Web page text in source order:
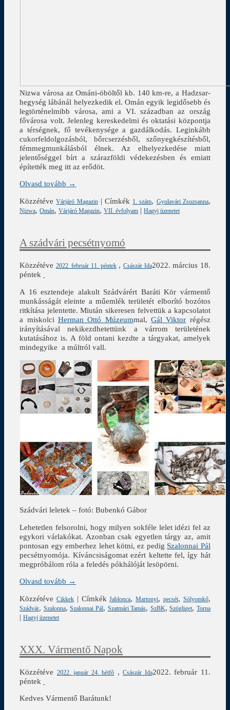
Nizwa városa az Ománi-öböltől kb. 140 km-re, a Hadzsar-
hegység lábánál helyezkedik el. Omán egyik legidősebb és
legtörténelmibb városa, ami a VI. században az ország
fővárosa volt. Jelenleg kereskedelmi és oktatási központja
a térségnek, fő tevékenysége a gazdálkodás. Leginkább
cukorfeldolgozásból, bőrcserzésből, szőnyegkészítésből,
fémmegmunkálásból élnek. Az elhelyezkedése miatt
jelentőséggel bírt a szárazföldi védekezésben és emiatt
építették meg itt az erődöt.
Olvasd tovább →
Közzétéve Várjáró Magazin|Címkék 1. szám, Gyulavári Zsuzsanna,
Nizwa,Omán,Várjáró Magazin,VII. évfolyam |Hagyj üzenetet
A szádvári pecsétnyomó
Közzétéve 2022. február 11. péntek , Császár Ida2022. március 18.
péntek
A 16 esztendeje alakult Szádvárért Baráti Kör vármentő
munkásságát eleinte a műemlék területét elborító bozótos
ritkítása jelentette. Miután sikeresen felvettük a kapcsolatot
a miskolci Herman Ottó Múzeummal,Gál Viktor régész
irányításával nekikezdhetettünk a várrom területének
kutatásához is. A föld ontani kezdte a tárgyakat, amelyek
mindegyike a múltról vall.
Szádvári leletek – fotó: Bubenkó Gábor
Lehetetlen felsorolni, hogy milyen sokféle lelet idézi fel az
egykori várlakókat. Azonban csak egyetlen tárgy az, amit
pontosan egy emberhez lehet kötni, ez pedig Szalonnai Pál
pecsétnyomója. Kíváncsiságomat ezért keltette fel, így hát
megpróbálom róla a feledés pókhálóját lesöpörni.
Olvasd tovább →
Közzétéve Cikkek | Címkék Jablonca,Martonyi,pecsét, Sólyomkő,
Szádvár, Szalonna,Szalonnai Pál, Szatmári Tamás, SzBK,Szögliget, Torna
|Hagyj üzenetet
XXX. Vármentő Napok
Közzétéve 2022. január 24. hétfő ,Császár Ida2022. február 11.
péntek
Kedves Vármentő Barátunk!